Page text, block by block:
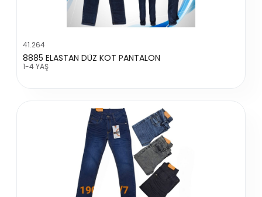
41.264
8885 ELASTAN DÜZ KOT PANTALON
1-4 YAŞ